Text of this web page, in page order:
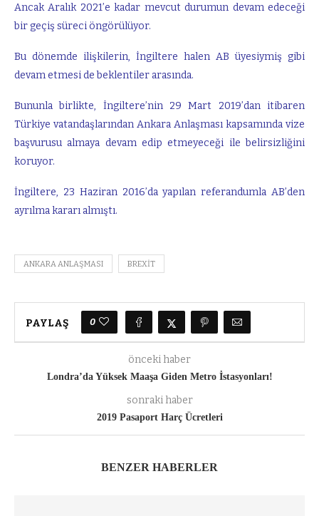
Ancak Aralık 2021’e kadar mevcut durumun devam edeceği
bir geçiş süreci öngörülüyor.
Bu dönemde ilişkilerin, İngiltere halen AB üyesiymiş gibi
devam etmesi de beklentiler arasında.
Bununla birlikte, İngiltere’nin 29 Mart 2019’dan itibaren
Türkiye vatandaşlarından Ankara Anlaşması kapsamında vize
başvurusu almaya devam edip etmeyeceği ile belirsizliğini
koruyor.
İngiltere, 23 Haziran 2016’da yapılan referandumla AB’den
ayrılma kararı almıştı.
ANKARA ANLAŞMASI BREXIT
PAYLAŞ 0
önceki haber
Londra’da Yüksek Maaşa Giden Metro İstasyonları!
sonraki haber
2019 Pasaport Harç Ücretleri
BENZER HABERLER